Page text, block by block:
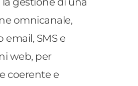
omnicanale,
SMS e
web, per
coerente e